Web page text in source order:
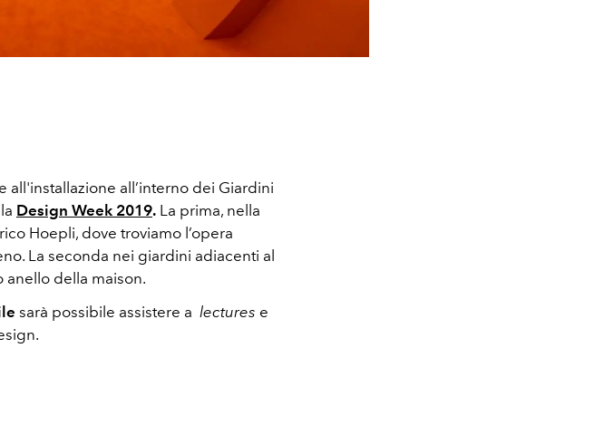
all'installazione all’interno dei Giardini
Design Week 2019. La prima, nella
Hoepli, dove troviamo l’opera
La seconda nei giardini adiacenti al
anello della maison.
sarà possibile assistere a lectures e